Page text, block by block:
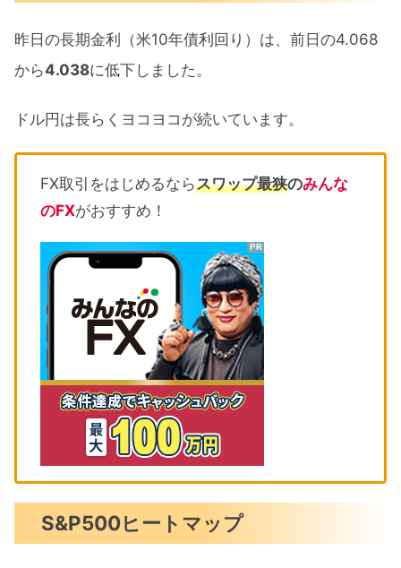
昨日の長期金利（米10年債利回り）は、前日の4.068
から4.038に低下しました。
ドル円は長らくヨコヨコが続いています。
FX取引をはじめるならスワップ最狭のみんな
のFXがおすすめ！
S&P500ヒートマップ